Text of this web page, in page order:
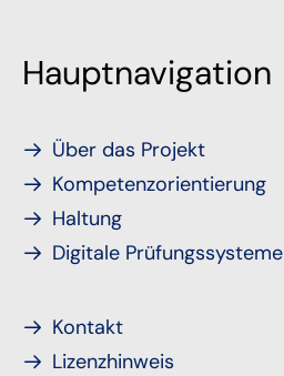
Hauptnavigation
Über das Projekt
Kompetenzorientierung
Haltung
Digitale Prüfungssysteme
Kontakt
Lizenzhinweis